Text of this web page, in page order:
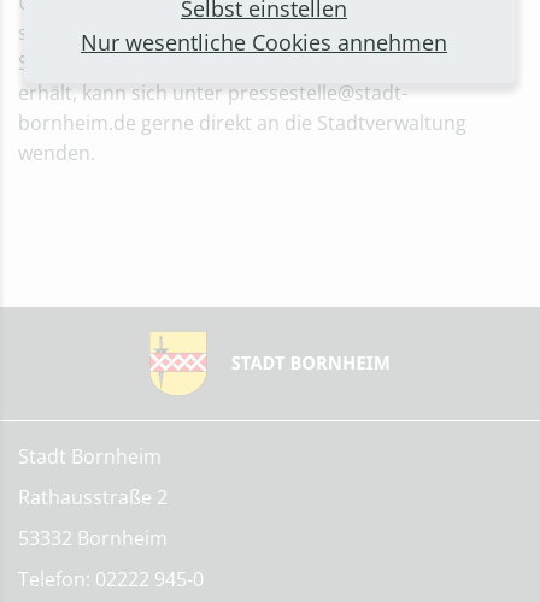
stets gründlich auf Seriosität zu prüfen. Wer ein
Schreiben mit einer angeblichen Empfehlung der Stadt
erhält, kann sich unter pressestelle@stadt-
bornheim.de gerne direkt an die Stadtverwaltung
wenden.
Stadt Bornheim
Rathausstraße 2
53332 Bornheim
Telefon: 02222 945-0
Selbst einstellen
Nur wesentliche Cookies annehmen